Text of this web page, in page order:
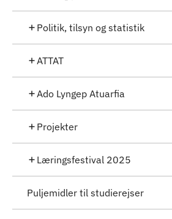
Politik, tilsyn og statistik
ATTAT
Ado Lyngep Atuarfia
Projekter
Læringsfestival 2025
Puljemidler til studierejser